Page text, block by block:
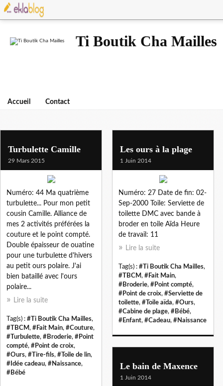
Ti Boutik Cha Mailles
Accueil Contact
ours
Turbulette Camille
29 Mars 2015
Numéro: 44 Ma quatrième
turbulette... Pour mon petit
cousin Camille. Alliance de
mes 2 activités préférées la
couture et le point compté.
Double épaisseur de ouatine
pour une turbulette d'hivers
au petit ours polaire. J'ai
bien bataillé avec l'ours
polaire...
Lire la suite
Tag(s) : #Ti Boutik Cha Mailles,
#TBCM, #Fait Main, #Couture,
#Turbulette, #Broderie, #Point
compté, #Point de croix,
#Ours, #Tire-fils, #Toile de lin,
#Idée cadeau, #Naissance,
#Bébé
Les ours à la plage
1 Juin 2014
Numéro: 27 Date de fin: 02-
Sep-2000 Toile: Serviette de
toilette DMC avec bande à
broder en toile Aïda Heure
de travail: 11
Lire la suite
Tag(s) : #Ti Boutik Cha Mailles,
#TBCM, #Fait Main,
#Broderie, #Point compté,
#Point de croix, #Serviette de
toilette, #Toile aïda, #Ours,
#Cabine de plage, #Bébé,
#Enfant, #Cadeau, #Naissance
Le bain de Maxence
1 Juin 2014